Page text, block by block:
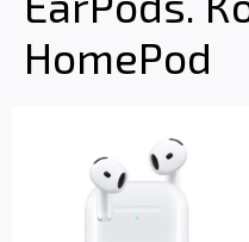
HomePod